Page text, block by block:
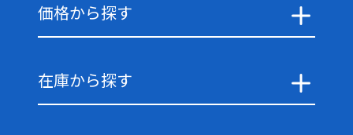
価格から探す
在庫から探す